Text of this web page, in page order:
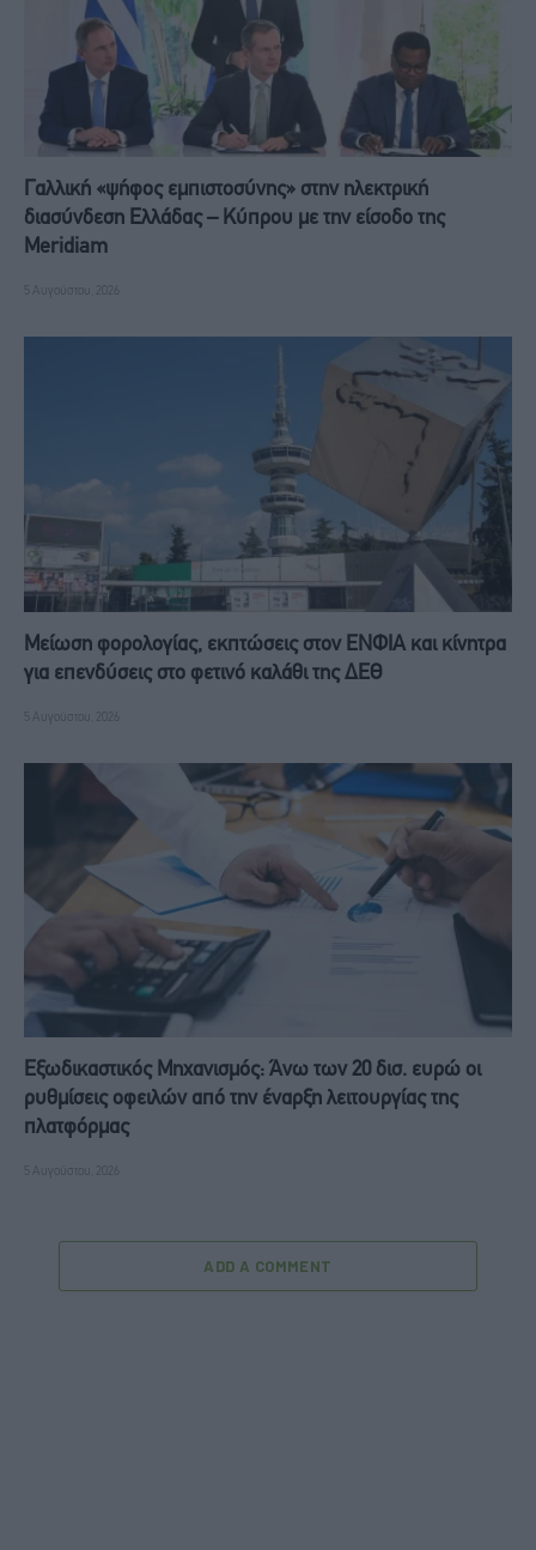
Γαλλική «ψήφος εμπιστοσύνης» στην ηλεκτρική
διασύνδεση Ελλάδας – Κύπρου με την είσοδο της
Meridiam
5 Αυγούστου, 2026
Μείωση φορολογίας, εκπτώσεις στον ΕΝΦΙΑ και κίνητρα
για επενδύσεις στο φετινό καλάθι της ΔΕΘ
5 Αυγούστου, 2026
Eξωδικαστικός Μηχανισμός: Άνω των 20 δισ. ευρώ οι
ρυθμίσεις οφειλών από την έναρξη λειτουργίας της
πλατφόρμας
5 Αυγούστου, 2026
ADD A COMMENT